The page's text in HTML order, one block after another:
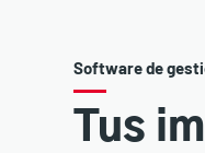
Software de
Tus